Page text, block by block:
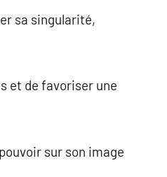
sa singularité,
et de favoriser une
sur son image